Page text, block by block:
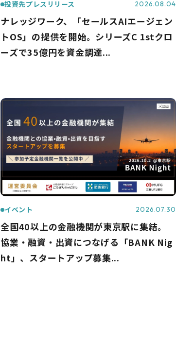
投資先プレスリリース 2026.08.04
ナレッジワーク、「セールスAIエージェン
トOS」の提供を開始。シリーズC 1stクロ
ーズで35億円を資金調達...
イベント 2026.07.30
全国40以上の金融機関が東京駅に集結。
協業・融資・出資につなげる「BANK Nig
ht」、スタートアップ募集...